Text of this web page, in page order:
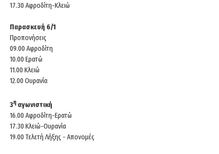
17.30 Αφροδίτη-Κλειώ
Παρασκευή 6/1
Προπονήσεις
09.00 Αφροδίτη
10.00 Ερατώ
11.00 Κλειώ
12.00 Ουρανία
3η αγωνιστική
16.00 Αφροδίτη-Ερατώ
17.30 Κλειώ-Ουρανία
19.00 Τελετή Λήξης - Απονομές